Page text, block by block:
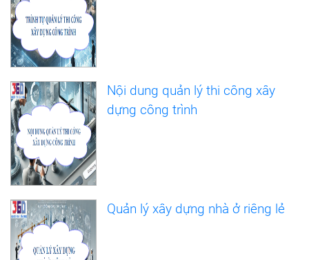
Nội dung quản lý thi công xây
dựng công trình
Quản lý xây dựng nhà ở riêng lẻ